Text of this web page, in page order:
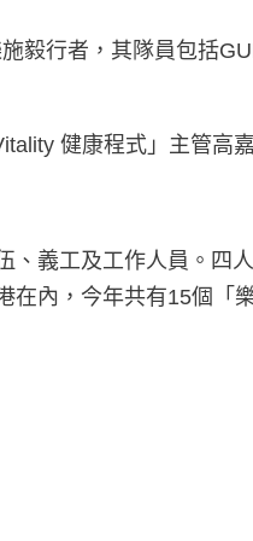
毅行者，其隊員包括
健康程式」主管高
義工及工作人員。四
內，今年共有15個「